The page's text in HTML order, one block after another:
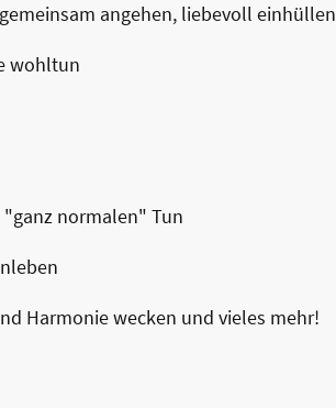
angehen, liebevoll einhüllen
wohltun
normalen" Tun
Harmonie wecken und vieles mehr!